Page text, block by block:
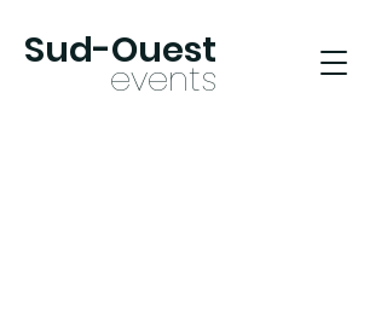
events
Sud-Ouest